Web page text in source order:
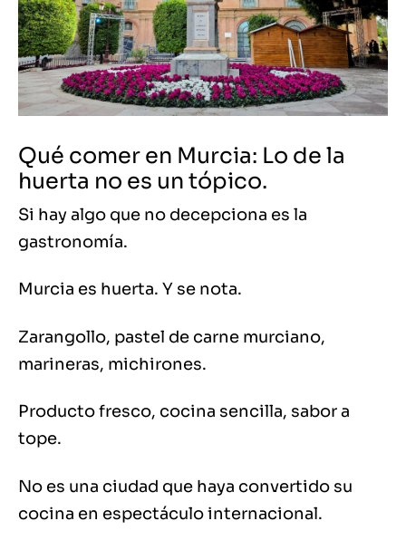
Qué comer en Murcia: Lo de la
huerta no es un tópico.
Si hay algo que no decepciona es la
gastronomía.
Murcia es huerta. Y se nota.
Zarangollo, pastel de carne murciano,
marineras, michirones.
Producto fresco, cocina sencilla, sabor a
tope.
No es una ciudad que haya convertido su
cocina en espectáculo internacional.